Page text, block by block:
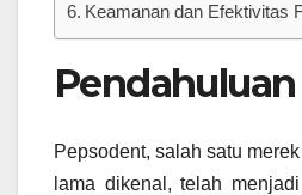
Keamanan dan Efektivitas
Pendahuluan
Pepsodent, salah satu
lama dikenal, telah